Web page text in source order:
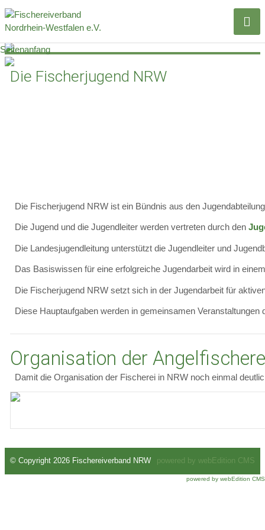
Seitenanfang
Die Fischerjugend NRW
Die Fischerjugend NRW ist ein Bündnis aus den
Die Jugend und die Jugendleiter werden vertreten durch den
Die Landesjugendleitung unterstützt die Jugendleiter und
Das Basiswissen für eine erfolgreiche Jugendarbeit wird in
Die Fischerjugend NRW setzt sich in der Jugendarbeit für
Diese Hauptaufgaben werden in gemeinsamen Veranstaltungen
Organisation der
Damit die Organisation der Fischerei in NRW noch einmal
© Copyright 2026 Fischereiverband NRW powered by webEdition CMS
powered by webEdition CMS